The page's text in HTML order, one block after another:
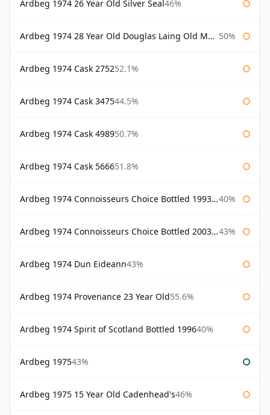
Ardbeg 1974 26 Year Old Silver Seal 46%
Ardbeg 1974 28 Year Old Douglas Laing Old Malt Cask 50%
Ardbeg 1974 Cask 275252.1%
Ardbeg 1974 Cask 347544.5%
Ardbeg 1974 Cask 498950.7%
Ardbeg 1974 Cask 566651.8%
Ardbeg 1974 Connoisseurs Choice Bottled 1993 Gordon & Macphail 40%
Ardbeg 1974 Connoisseurs Choice Bottled 2003 Gordon & Macphail 43%
Ardbeg 1974 Dun Eideann43%
Ardbeg 1974 Provenance 23 Year Old55.6%
Ardbeg 1974 Spirit of Scotland Bottled 199640%
Ardbeg 197543%
Ardbeg 1975 15 Year Old Cadenhead's46%